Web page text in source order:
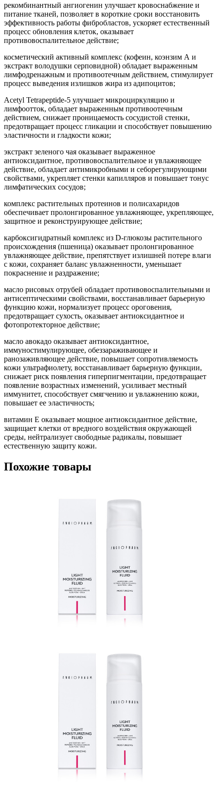
рекомбинантный ангиогенин улучшает кровоснабжение и
питание тканей, позволяет в короткие сроки восстановить
эффективность работы фибробластов, ускоряет естественный
процесс обновления клеток, оказывает
противовоспалительное действие;
косметический активный комплекс (кофеин, коэнзим А и
экстракт володушки серповидной) обладает выраженным
лимфодренажным и противоотечным действием, стимулирует
процесс выведения излишков жира из адипоцитов;
Acetyl Tetrapeptide-5 улучшает микроциркуляцию и
лимфоотток, обладает выраженным противоотечным
действием, снижает проницаемость сосудистой стенки,
предотвращает процесс гликации и способствует повышению
эластичности и гладкости кожи;
экстракт зеленого чая оказывает выраженное
антиоксидантное, противовоспалительное и увлажняющее
действие, обладает антимикробными и себорегулирующими
свойствами, укрепляет стенки капилляров и повышает тонус
лимфатических сосудов;
комплекс растительных протеинов и полисахаридов
обеспечивает пролонгированное увлажняющее, укрепляющее,
защитное и реконструирующее действие;
карбоксигидратный комплекс из D-глюкозы растительного
происхождения (пшеница) оказывает пролонгированное
увлажняющее действие, препятствует излишней потере влаги
с кожи, сохраняет баланс увлажненности, уменьшает
покраснение и раздражение;
масло рисовых отрубей обладает противовоспалительными и
антисептическими свойствами, восстанавливает барьерную
функцию кожи, нормализует процесс ороговения,
предотвращает сухость, оказывает антиоксидантное и
фотопротекторное действие;
масло авокадо оказывает антиоксидантное,
иммуностимулирующее, обеззараживающее и
ранозаживляющее действие, повышает сопротивляемость
кожи ультрафиолету, восстанавливает барьерную функции,
снижает риск появления гиперпигментации, предотвращает
появление возрастных изменений, усиливает местный
иммунитет, способствует смягчению и увлажнению кожи,
повышает ее эластичность;
витамин Е оказывает мощное антиоксидантное действие,
защищает клетки от вредного воздействия окружающей
среды, нейтрализует свободные радикалы, повышает
естественную защиту кожи.
Похожие товары